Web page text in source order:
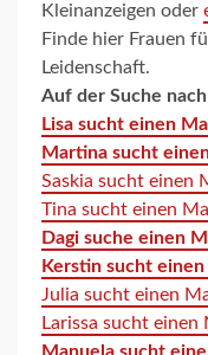
Kleinanzeigen oder
Finde hier Frauen
Leidenschaft.
Auf der Suche
Lisa sucht einen
Martina sucht
Saskia sucht einen
Tina sucht einen
Dagi suche einen
Kerstin sucht
Julia sucht einen
Larissa sucht einen